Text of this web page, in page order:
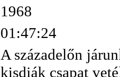
1968
01:47:24
A századelőn
kisdiák csapat